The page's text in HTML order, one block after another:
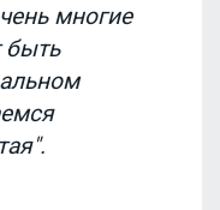
многие
быть